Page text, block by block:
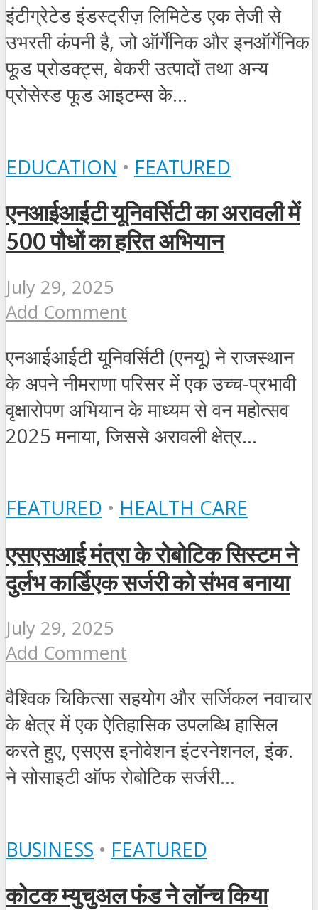
इंटीग्रेटेड इंडस्ट्रीज़ लिमिटेड एक तेजी से
उभरती कंपनी है, जो ऑर्गेनिक और इनऑर्गेनिक
फूड प्रोडक्ट्स, बेकरी उत्पादों तथा अन्य
प्रोसेस्ड फूड आइटम्स के...
EDUCATION • FEATURED
एनआईआईटी यूनिवर्सिटी का अरावली में
500 पौधों का हरित अभियान
July 29, 2025
Add Comment
एनआईआईटी यूनिवर्सिटी (एनयू) ने राजस्थान
के अपने नीमराणा परिसर में एक उच्च-प्रभावी
वृक्षारोपण अभियान के माध्यम से वन महोत्सव
2025 मनाया, जिससे अरावली क्षेत्र...
FEATURED • HEALTH CARE
एसएसआई मंत्रा के रोबोटिक सिस्टम ने
दुर्लभ कार्डिएक सर्जरी को संभव बनाया
July 29, 2025
Add Comment
वैश्विक चिकित्सा सहयोग और सर्जिकल नवाचार
के क्षेत्र में एक ऐतिहासिक उपलब्धि हासिल
करते हुए, एसएस इनोवेशन इंटरनेशनल, इंक.
ने सोसाइटी ऑफ रोबोटिक सर्जरी...
BUSINESS • FEATURED
कोटक म्युचुअल फंड ने लॉन्च किया